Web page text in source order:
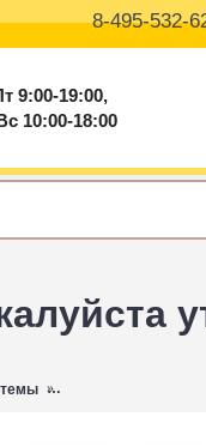
8-495-532-
9:00-19:00,
10:00-18:00